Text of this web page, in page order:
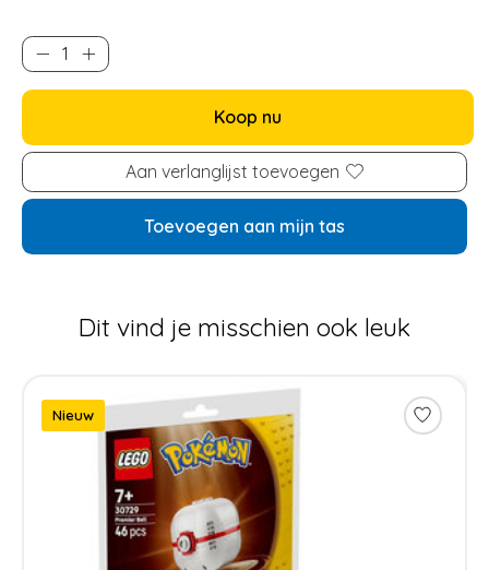
Koop nu
Aan verlanglijst toevoegen
Toevoegen aan mijn tas
Dit vind je misschien ook leuk
Nieuw